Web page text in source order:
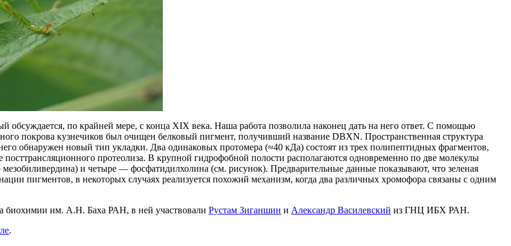
обсуждается, по крайней мере, с конца XIX века. Наша работа позволила наконец дать на него ответ. С помощью
покрова кузнечиков был очищен белковый пигмент, получивший название DBXN. Пространственная структура
обнаружен новый тип укладки. Два одинаковых протомера (≈40 кДа) состоят из трех полипептидных фрагментов,
посттрансляционного протеолиза. В крупной гидрофобной полости располагаются одновременно по две молекулы
и четыре — фосфатидилхолина (см. рисунок). Предварительные данные показывают, что зеленая
пигментов, в некоторых случаях реализуется похожий механизм, когда два различных хромофора связаны с одним
биохимии им. А.Н. Баха РАН, в ней участвовали Рустам Зиганшин и Александр Василевский из ГНЦ ИБХ РАН.
.